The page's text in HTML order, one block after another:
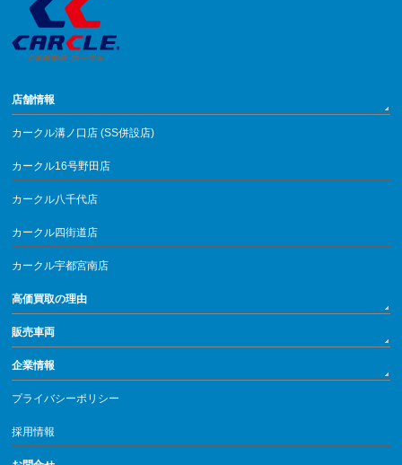
店舗情報
カークル溝ノ口店 (SS併設店)
カークル16号野田店
カークル八千代店
カークル四街道店
カークル宇都宮南店
高価買取の理由
販売車両
企業情報
プライバシーポリシー
採用情報